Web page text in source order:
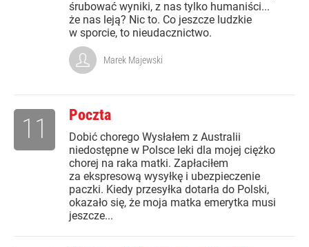
śrubować wyniki, z nas tylko humaniści...
że nas leją? Nic to. Co jeszcze ludzkie
w sporcie, to nieudacznictwo.
Marek Majewski
Poczta
Dobić chorego Wysłałem z Australii
niedostępne w Polsce leki dla mojej ciężko
chorej na raka matki. Zapłaciłem
za ekspresową wysyłkę i ubezpieczenie
paczki. Kiedy przesyłka dotarła do Polski,
okazało się, że moja matka emerytka musi
jeszcze...
11